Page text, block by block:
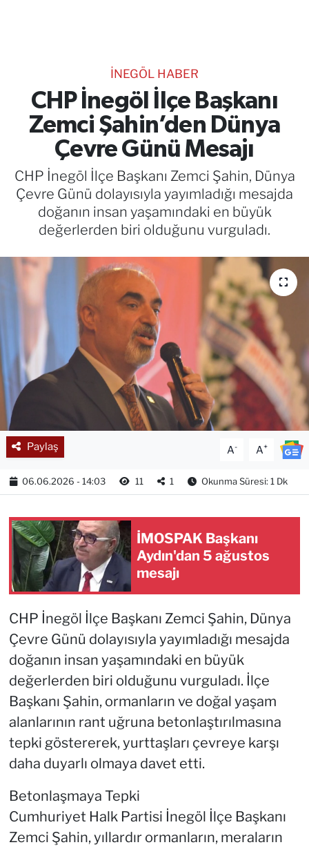
İNEGÖL HABER
CHP İnegöl İlçe Başkanı
Zemci Şahin’den Dünya
Çevre Günü Mesajı
CHP İnegöl İlçe Başkanı Zemci Şahin, Dünya
Çevre Günü dolayısıyla yayımladığı mesajda
doğanın insan yaşamındaki en büyük
değerlerden biri olduğunu vurguladı.
Paylaş A- A+
06.06.2026 - 14:03 11 1 Okunma Süresi: 1 Dk
İMOSPAK Başkanı
Aydın'dan 5 ağustos
mesajı
CHP İnegöl İlçe Başkanı Zemci Şahin, Dünya
Çevre Günü dolayısıyla yayımladığı mesajda
doğanın insan yaşamındaki en büyük
değerlerden biri olduğunu vurguladı. İlçe
Başkanı Şahin, ormanların ve doğal yaşam
alanlarının rant uğruna betonlaştırılmasına
tepki göstererek, yurttaşları çevreye karşı
daha duyarlı olmaya davet etti.
Betonlaşmaya Tepki
Cumhuriyet Halk Partisi İnegöl İlçe Başkanı
Zemci Şahin, yıllardır ormanların, meraların
RESMİ İLANLAR
Gencsesfm Canlı Dinle